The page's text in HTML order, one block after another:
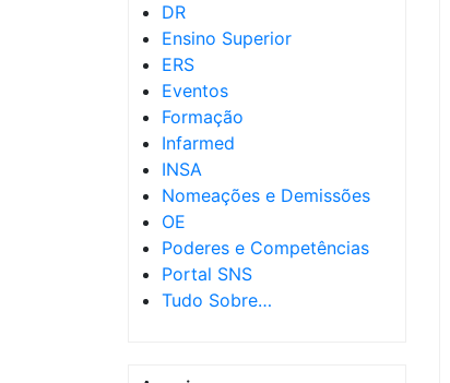
DR
Ensino Superior
ERS
Eventos
Formação
Infarmed
INSA
Nomeações e Demissões
OE
Poderes e Competências
Portal SNS
Tudo Sobre…